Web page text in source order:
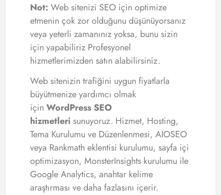
Not: Web sitenizi SEO için optimize
etmenin çok zor olduğunu düşünüyorsanız
veya yeterli zamanınız yoksa, bunu sizin
için yapabiliriz Profesyonel
hizmetlerimizden satın alabilirsiniz.
Web sitenizin trafiğini uygun fiyatlarla
büyütmenize yardımcı olmak
için WordPress SEO
hizmetleri sunuyoruz. Hizmet, Hosting,
Tema Kurulumu ve Düzenlenmesi, AIOSEO
veya Rankmath eklentisi kurulumu, sayfa içi
optimizasyon, MonsterInsights kurulumu ile
Google Analytics, anahtar kelime
araştırması ve daha fazlasını içerir.